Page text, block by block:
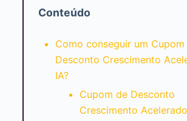
Conteúdo
Como conseguir um Cupom
Desconto Crescimento
IA?
Cupom de Desconto
Crescimento